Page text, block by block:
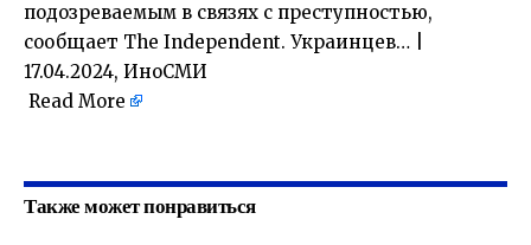
подозреваемым в связях с преступностью,
сообщает The Independent. Украинцев… |
17.04.2024, ИноСМИ
Read More
Также может понравиться